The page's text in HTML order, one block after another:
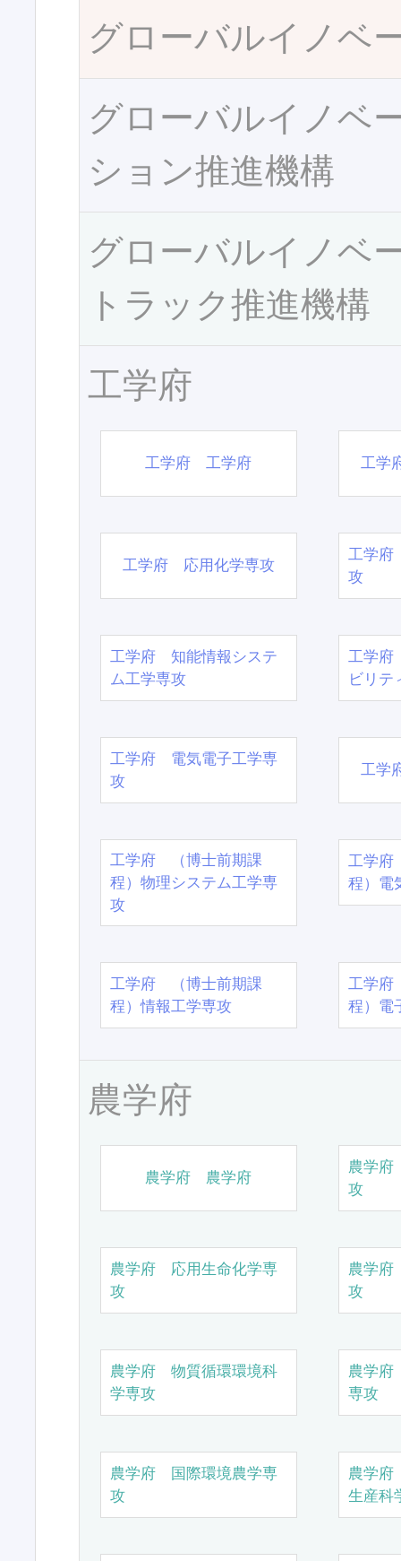
グローバルイノベ
グローバルイノベ
ション推進機構
グローバルイノベ
トラック推進機構
工学府
工学府 工学府 工学
工学府 応用化学専攻
工学府
攻
工学府 知能情報システ
ム工学専攻
工学府
ビリテ
工学府 電気電子工学専
攻
工学
工学府 （博士前期課
程）物理システム工学専
攻
工学
程）電
工学府 （博士前期課
程）情報工学専攻
工学
程）電
農学府
農学府 農学府
農学
攻
農学府 応用生命化学専
攻
農学
攻
農学府 物質循環環境科
学専攻
農学
専攻
農学府 国際環境農学専
攻
農学
生産科